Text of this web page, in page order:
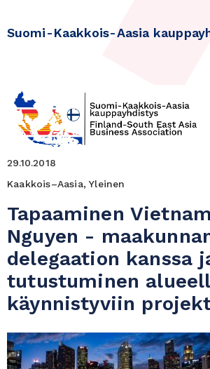
Suomi-Kaakkois-Aasia
29.10.2018
Kaakkois–Aasia, Yleinen
Tapaaminen
Nguyen -
delegaation kanssa
tutustuminen
käynnistyviin